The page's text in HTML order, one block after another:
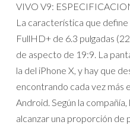
VIVO V9:
La característica que define
FullHD+ de 6.3 pulgadas
de aspecto de 19:9. La
la del iPhone X, y hay que
encontrando cada vez más
Android. Según la
alcanzar una proporción de